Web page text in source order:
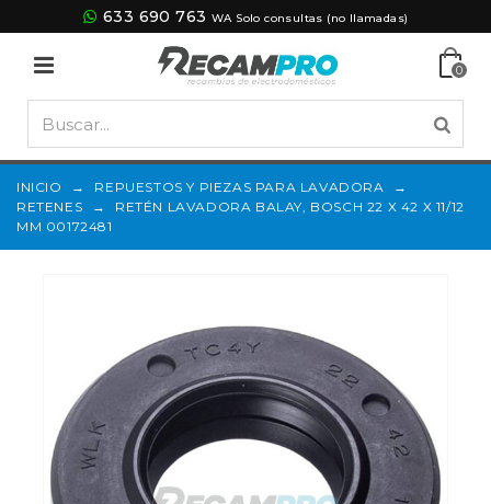
633 690 763 WA Solo consultas (no llamadas)
0
INICIO → REPUESTOS Y PIEZAS PARA LAVADORA
→
RETENES
→
RETÉN LAVADORA BALAY, BOSCH 22 X 42 X 11/12
MM 00172481